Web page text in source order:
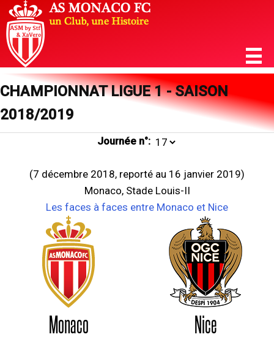
CHAMPIONNAT LIGUE 1 - SAISON
2018/2019
Journée n°:
(7 décembre 2018, reporté au 16 janvier 2019)
Monaco, Stade Louis-II
Les faces à faces entre Monaco et Nice
Monaco Nice